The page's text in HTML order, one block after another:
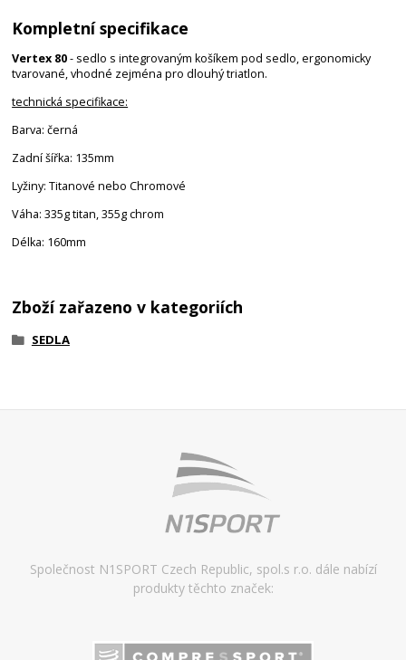
Kompletní specifikace
Vertex 80- sedlo s integrovaným košíkem pod sedlo, ergonomicky
tvarované, vhodné zejména pro dlouhý triatlon.
technická specifikace:
Barva: černá
Zadní šířka: 135mm
Lyžiny: Titanové nebo Chromové
Váha: 335g titan, 355g chrom
Délka: 160mm
Zboží zařazeno v kategoriích
SEDLA
Společnost N1SPORT Czech Republic, spol.s r.o. dále nabízí
produkty těchto značek: